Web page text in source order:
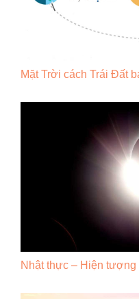
Mặt Trời cách Trái Đất
Nhật thực – Hiện tượng